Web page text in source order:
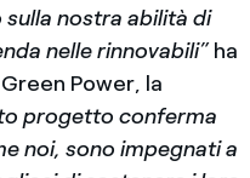
sulla nostra abilità di
nelle rinnovabili”ha
Power, la
progetto conferma
noi, sono impegnati a